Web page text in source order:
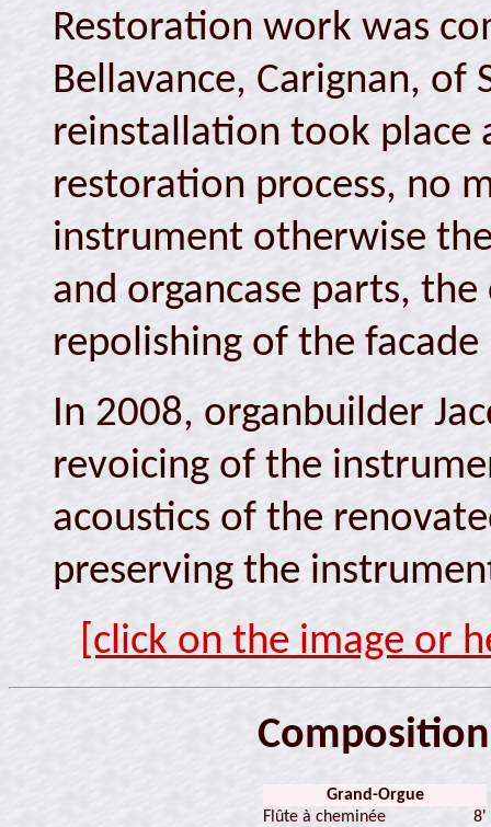
Restoration work was
Bellavance, Carignan, of
reinstallation took place
restoration process, no
instrument otherwise
and organcase parts,
repolishing of the facade
In 2008, organbuilder
revoicing of the
acoustics of the
preserving the
[click on the image or
Grand-Orgue
Flûte à cheminée
8'